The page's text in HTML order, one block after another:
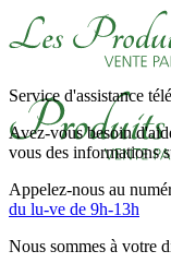
Service d'assistance
Avez-vous besoin
vous des informations
Appelez-nous au
du lu-ve de 9h-13h
Nous sommes à votre